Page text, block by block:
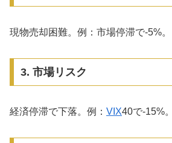
現物売却困難。例：市場停滞で-5%。
3. 市場リスク
経済停滞で下落。例： VIX40で-15%。